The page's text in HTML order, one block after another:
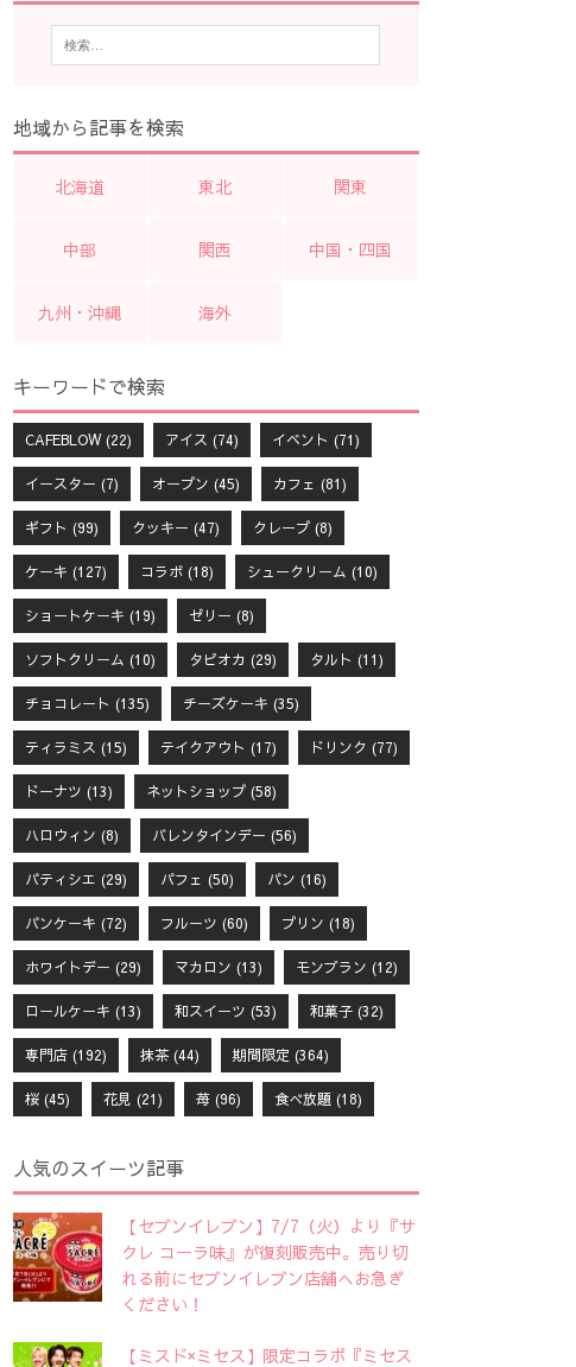
地域から記事を検索
北海道 東北 関東
中部 関西 中国・四国
九州・沖縄 海外
キーワードで検索
CAFEBLOW(22) アイス (74) イベント (71)
イースター (7) オープン (45) カフェ (81)
ギフト (99) クッキー (47) クレープ(8)
ケーキ (127) コラボ(18) シュークリーム (10)
ショートケーキ (19) ゼリー (8)
ソフトクリーム (10) タピオカ (29) タルト (11)
チョコレート (135) チーズケーキ (35)
ティラミス (15) テイクアウト (17) ドリンク (77)
ドーナツ (13) ネットショップ(58)
ハロウィン (8) バレンタインデー (56)
パティシエ (29) パフェ (50) パン (16)
パンケーキ (72) フルーツ (60) プリン (18)
ホワイトデー (29) マカロン (13) モンブラン (12)
ロールケーキ (13) 和スイーツ (53) 和菓子(32)
専門店(192) 抹茶(44) 期間限定 (364)
桜(45) 花見 (21) 苺(96) 食べ放題(18)
人気のスイーツ記事
【セブンイレブン】7/7（火）より『サ
クレ コーラ味』が復刻販売中。売り切
れる前にセブンイレブン店舗へお急ぎ
ください！
【ミスド×ミセス】限定コラボ『ミセス